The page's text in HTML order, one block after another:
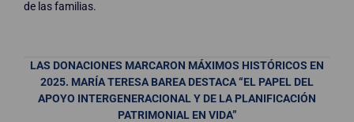
de las familias.
LAS DONACIONES MARCARON MÁXIMOS HISTÓRICOS EN
2025. MARÍA TERESA BAREA DESTACA “EL PAPEL DEL
APOYO INTERGENERACIONAL Y DE LA PLANIFICACIÓN
PATRIMONIAL EN VIDA”